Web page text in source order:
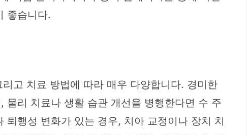
좋습니다.
고 치료 방법에 따라 매우 다양합니다. 경미한
리 치료나 생활 습관 개선을 병행한다면 수 주
행성 변화가 있는 경우, 치아 교정이나 장치 치